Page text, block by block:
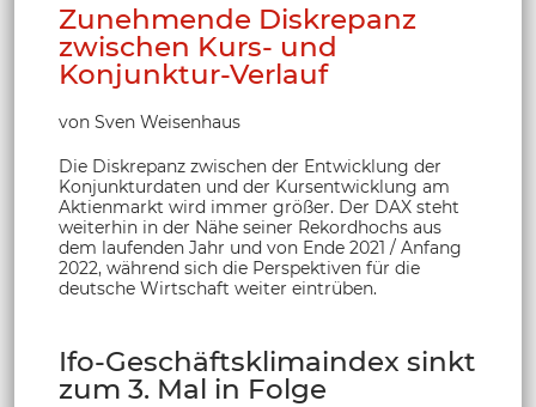
Zunehmende Diskrepanz
zwischen Kurs- und
Konjunktur-Verlauf
von Sven Weisenhaus
Die Diskrepanz zwischen der Entwicklung der
Konjunkturdaten und der Kursentwicklung am
Aktienmarkt wird immer größer. Der DAX steht
weiterhin in der Nähe seiner Rekordhochs aus
dem laufenden Jahr und von Ende 2021 / Anfang
2022, während sich die Perspektiven für die
deutsche Wirtschaft weiter eintrüben.
Ifo-Geschäftsklimaindex sinkt
zum 3. Mal in Folge